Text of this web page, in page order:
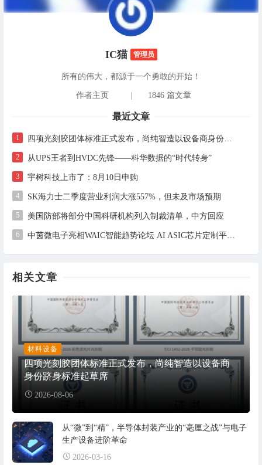
IC猫 管理员
所有的伟大，都源于一个勇敢的开始！
作者主页 | 1846 篇文章
最近文章
1
2 从UPS王者到HVDC先锋——科华数据的“时代转身”
3 宇树科技上市了：8月10日申购
4 SK海力士二季度营业利润大涨557%，但未及市场预期
5 美国防部将部分中国科研机构列入制裁清单，中方回应
6
相关文章
材料设备
四项光刻胶团体标准正式发布，尚纯智造以设备商
身份跻身标准起草席
2026-08-06
从“微”到“精”，半导体封装产业的“毫厘之战”与电子
生产设备进阶革命
2026-03-16